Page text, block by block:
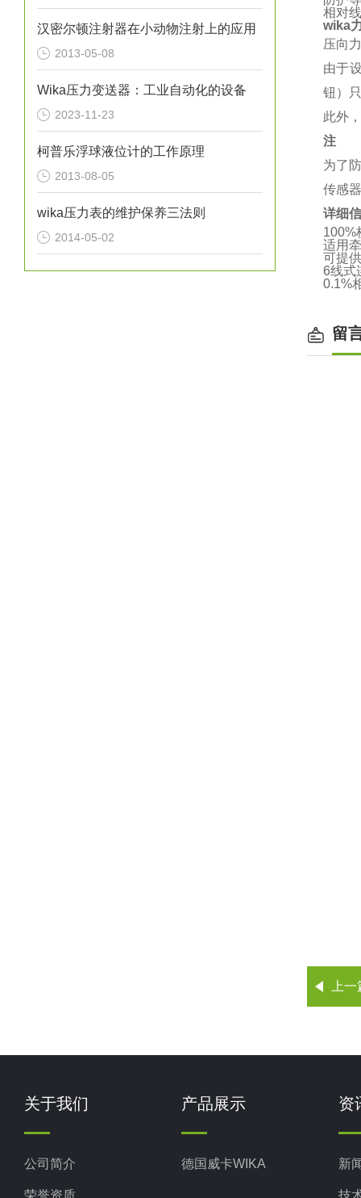
汉密尔顿注射器在小动物注射上的应用
2013-05-08
Wika压力变送器：工业自动化的设备
2023-11-23
柯普乐浮球液位计的工作原理
2013-08-05
wika压力表的维护保养三法则
2014-05-02
相对
wika
压向
由于
钮）
此外
注
为了
传感
详细
100%
适用
可提
6线式
0.1%
留
上
关于我们
公司简介
荣誉资质
产品展示
德国威卡WIKA
资
新
技